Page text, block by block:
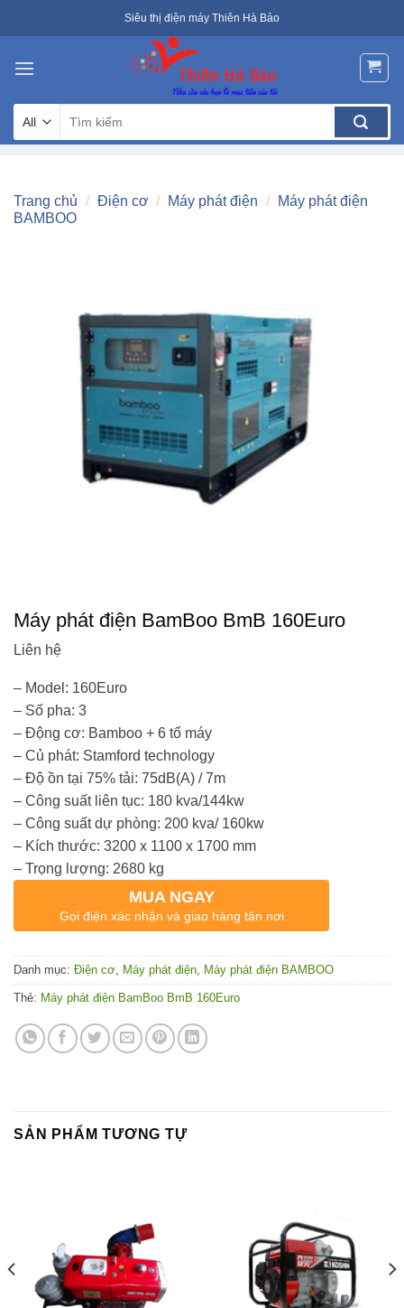
to
Siêu thị điện máy Thiên Hà Bảo
kiếm:
Trang chủ / Điện cơ / Máy phát điện /
Máy phát điện
BAMBOO
Máy phát điện BamBoo BmB 160Euro
Liên hệ
– Model: 160Euro
– Số pha: 3
– Động cơ: Bamboo + 6 tổ máy
– Củ phát: Stamford technology
– Độ ồn tại 75% tải: 75dB(A) / 7m
– Công suất liên tục: 180 kva/144kw
– Công suất dự phòng: 200 kva/ 160kw
– Kích thước: 3200 x 1100 x 1700 mm
– Trọng lượng: 2680 kg
MUA NGAY
Gọi điện xác nhận và giao hàng tận nơi
Danh mục: Điện cơ Máy phát điện Máy phát điện BAMBOO
Thẻ: Máy phát điện BamBoo BmB 160Euro
SẢN PHẨM TƯƠNG TỰ